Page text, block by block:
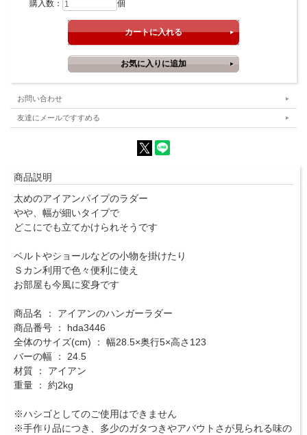
購入数： 個
お問い合わせ
友達にメールですすめる
商品説明
太めのアイアンパイプのラダー
やや、幅が細いタイプで
どこにでも立てかけられそうです
ベルトやショールなどの小物を掛けたり
Ｓカン利用で色々便利に使え
お部屋も今風に変身です
商品名 ： アイアンのハンガーラダー
商品番号 ： hda3446
全体のサイズ(cm) ： 幅28.5×奥行5×高さ123
バーの幅 ： 24.5
材質 ： アイアン
重量 ： 約2kg
※ハシゴとしてのご使用はできません
※手作り品につき、多少のガタつきやアバウトさが見られる味の